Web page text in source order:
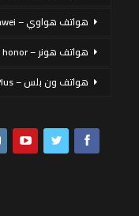
هواتف هواوي – Huawei
هواتف هونر – honor
هواتف ون بلس – OnePlus